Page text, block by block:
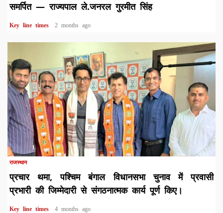
समर्पित — राज्यपाल ले.जनरल गुरमीत सिंह
Key line times 2 months ago
1 min read
राजस्थान
प्रचार थमा, पश्चिम बंगाल विधानसभा चुनाव में प्रवासी
प्रभारी की जिम्मेदारी से संगठनात्मक कार्य पूर्ण किए।
Key line times 4 months ago